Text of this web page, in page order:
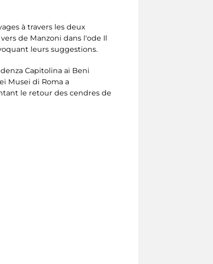
à travers les deux
de Manzoni dans l'ode Il
leurs suggestions.
Capitolina ai Beni
Musei di Roma a
le retour des cendres de